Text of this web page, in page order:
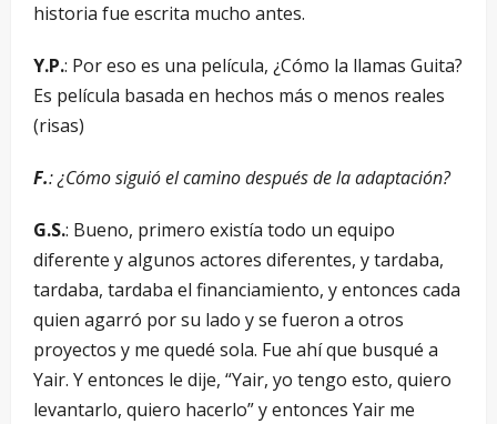
historia fue escrita mucho antes.
Y.P.: Por eso es una película, ¿Cómo la llamas Guita?
Es película basada en hechos más o menos reales
(risas)
F.: ¿Cómo siguió el camino después de la adaptación?
G.S.: Bueno, primero existía todo un equipo
diferente y algunos actores diferentes, y tardaba,
tardaba, tardaba el financiamiento, y entonces cada
quien agarró por su lado y se fueron a otros
proyectos y me quedé sola. Fue ahí que busqué a
Yair. Y entonces le dije, “Yair, yo tengo esto, quiero
levantarlo, quiero hacerlo” y entonces Yair me